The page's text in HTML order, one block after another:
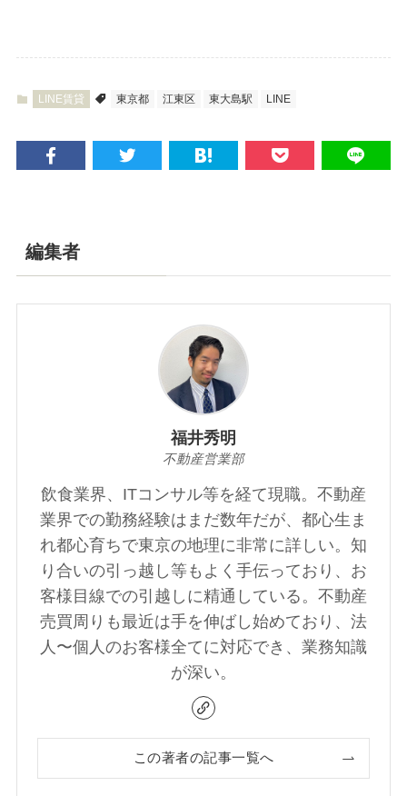
LINE賃貸 東京都 江東区 東大島駅 LINE
編集者
福井秀明
不動産営業部
飲食業界、ITコンサル等を経て現職。不動産
業界での勤務経験はまだ数年だが、都心生ま
れ都心育ちで東京の地理に非常に詳しい。知
り合いの引っ越し等もよく手伝っており、お
客様目線での引越しに精通している。不動産
売買周りも最近は手を伸ばし始めており、法
人〜個人のお客様全てに対応でき、業務知識
が深い。
この著者の記事一覧へ